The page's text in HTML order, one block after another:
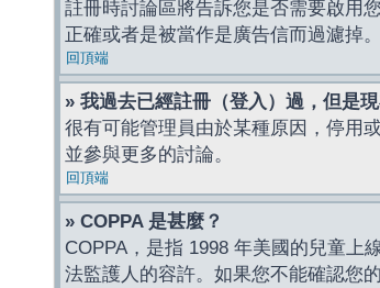
註冊時討論區將告訴您是否需要啟用
正確或者是被當作是廣告信而過濾掉
回頂端
» 我過去已經註冊（登入）過，但是
很有可能管理員由於某種原因，停用
並參與更多的討論。
回頂端
» COPPA 是甚麼？
COPPA，是指 1998 年美國的兒童上
法監護人的容許。如果您不能確認您